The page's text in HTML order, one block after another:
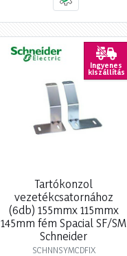
Ingyenes
kiszállítás
Tartókonzol
vezetékcsatornához
(6db) 155mmx 115mmx
145mm fém Spacial SF/SM
Schneider
SCHNNSYMCDFIX